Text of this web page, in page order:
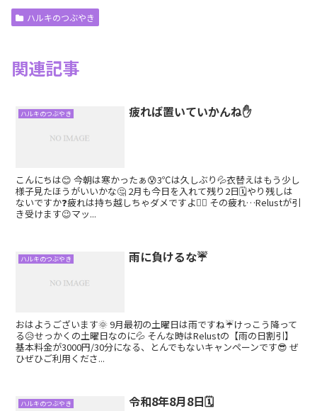
ハルキのつぶやき
関連記事
ハルキのつぶやき 疲れば置いていかんね✋
こんにちは😊 今朝は寒かったぁ😰3℃は久しぶり💦衣替えはもう少し
様子見たほうがいいかな🤔 2月も今日を入れて残り2日🗓やり残しは
ないですか❓疲れは持ち越しちゃダメですよ🙅‍♂️ その疲れ…Relustが引
き受けます😉マッ...
ハルキのつぶやき 雨に負けるな☔
おはようございます🌞 9月最初の土曜日は雨ですね☔けっこう降って
る😥せっかくの土曜日なのに💦 そんな時はRelustの【雨の日割引】
基本料金が3000円/30分になる、とんでもないキャンペーンです😎 ぜ
ひぜひご利用くださ...
ハルキのつぶやき 令和8年8月8日🗓